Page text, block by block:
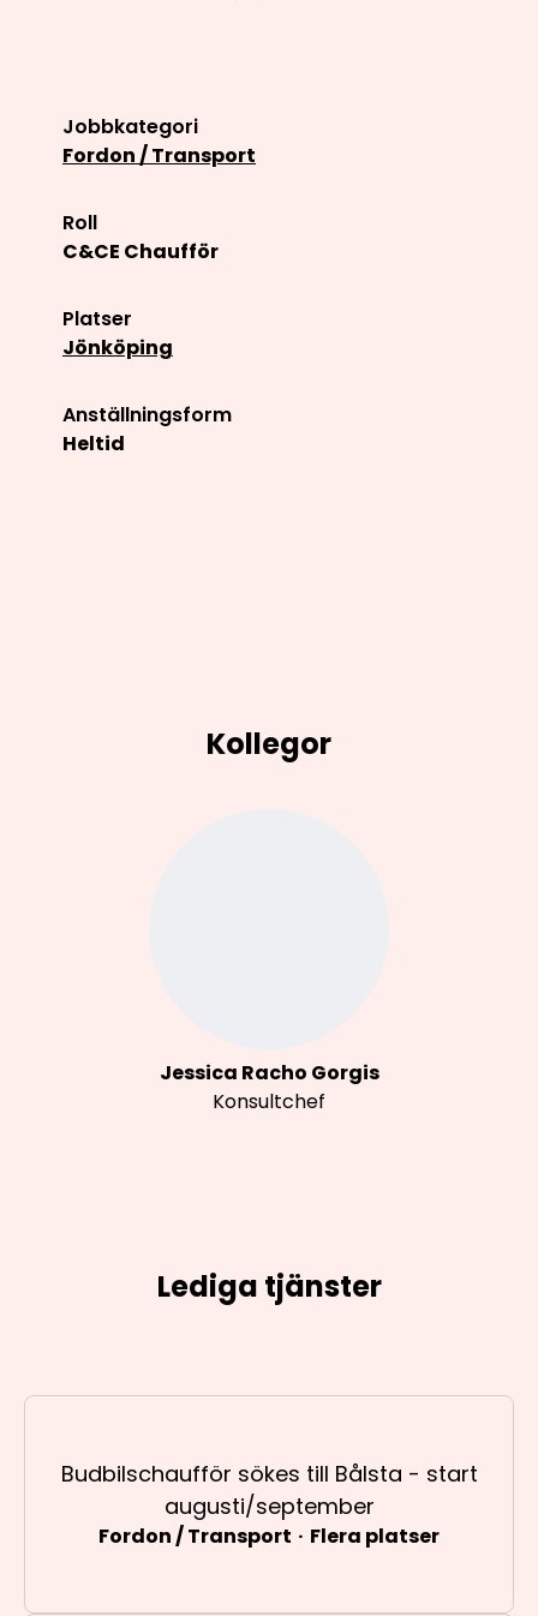
Jobbkategori
Fordon / Transport
Roll
C&CE Chaufför
Platser
Jönköping
Anställningsform
Heltid
Kollegor
Jessica Racho Gorgis
Konsultchef
Lediga tjänster
Budbilschaufför sökes till Bålsta - start
augusti/september
Fordon / Transport · Flera platser